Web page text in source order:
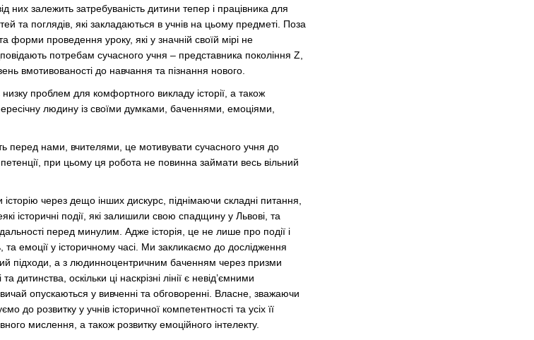
них залежить затребуваність дитини тепер і працівника для
та поглядів, які закладаються в учнів на цьому предметі. Поза
форми проведення уроку, які у значній своїй мірі не
потребам сучасного учня – представника покоління Z,
вмотивованості до навчання та пізнання нового.
проблем для комфортного викладу історії, а також
людину із своїми думками, баченнями, емоціями,
перед нами, вчителями, це мотивувати сучасного учня до
при цьому ця робота не повинна займати весь вільний
через дещо інших дискурс, піднімаючи складні питання,
історичні події, які залишили свою спадщину у Львові, та
перед минулим. Адже історія, це не лише про події і
емоції у історичному часі. Ми закликаємо до дослідження
підходи, а з людинноцентричним баченням через призми
дитинства, оскільки ці наскрізні лінії є невід’ємними
опускаються у вивченні та обговоренні. Власне, зважаючи
до розвитку у учнів історичної компетентності та усіх її
мислення, а також розвитку емоційного інтелекту.